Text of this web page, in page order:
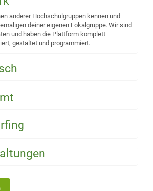
anderer Hochschulgruppen kennen und
deiner eigenen Lokalgruppe. Wir sind
und haben die Plattform komplett
gestaltet und programmiert.